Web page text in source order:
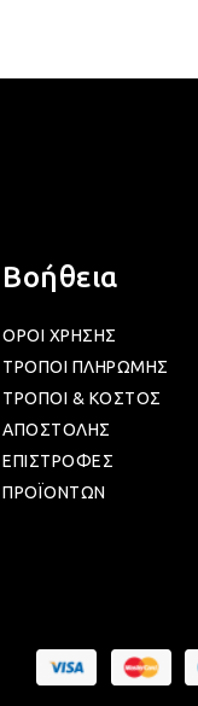
Βοήθεια
ΟΡΟΙ ΧΡΗΣΗΣ
ΤΡΟΠΟΙ ΠΛΗΡΩΜΗΣ
ΤΡΟΠΟΙ & ΚΟΣΤΟΣ
ΑΠΟΣΤΟΛΗΣ
ΕΠΙΣΤΡΟΦΕΣ
ΠΡΟΪΟΝΤΩΝ